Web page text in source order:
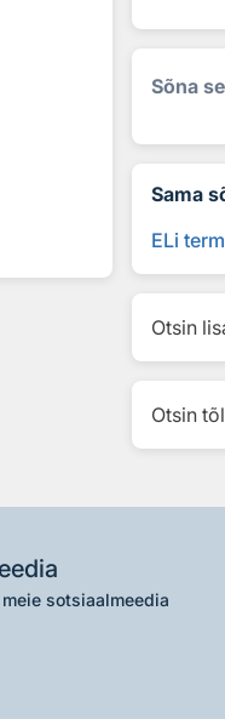
Sõna
Sama
ELi
Otsin
Otsin
sotsiaalmeedia